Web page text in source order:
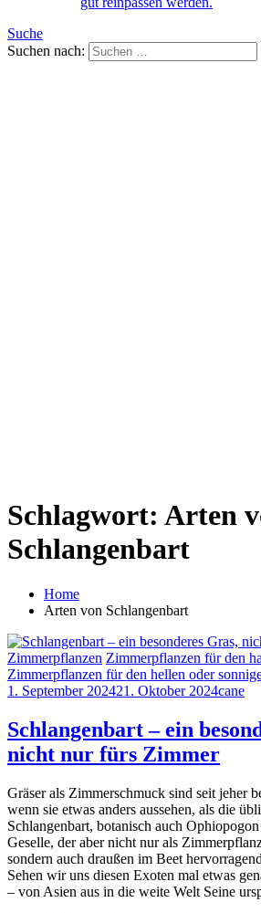
Suche
Suchen nach:
Schlagwort: Arten
Schlangenbart
Home
Arten von Schlangenbart
Zimmerpflanzen Zimmerpflanzen für den
Zimmerpflanzen für den hellen oder
1. September 202421. Oktober 2024cane
Schlangenbart – ein
nicht nur fürs Zimmer
Gräser als Zimmerschmuck sind seit jeher
wenn sie etwas anders aussehen, als die
Schlangenbart, botanisch auch
Geselle, der aber nicht nur als
sondern auch draußen im Beet
Sehen wir uns diesen Exoten mal etwas
– von Asien aus in die weite Welt Seine